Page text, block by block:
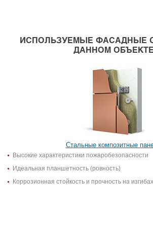
ИСПОЛЬЗУЕМЫЕ ФАСАДНЫЕ
ДАННОМ ОБЪЕКТЕ
Стальные композитные
Высокие характеристики пожаробезопасности
Идеальная планшетность (ровность)
Коррозионная стойкость и прочность на изгибах